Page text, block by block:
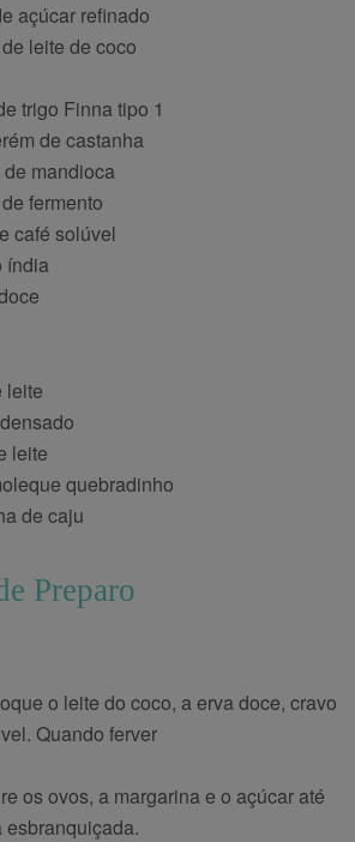
açúcar refinado
leite de coco
trigo Finna tipo 1
de castanha
mandioca
fermento
café solúvel
índia
leite
leite
quebradinho
de caju
Preparo
o leite do coco, a erva doce, cravo
Quando ferver
os ovos, a margarina e o açúcar até